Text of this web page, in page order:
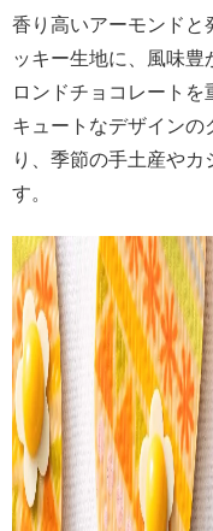
香り高いアーモンドと
ッキー生地に、風味
ロンドチョコレート
キュートなデザインの
り、季節の手土産や
す。